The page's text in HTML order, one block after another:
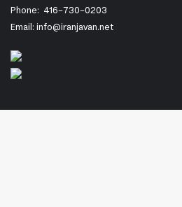
Phone: 416-730-0203
Email: info@iranjavan.net